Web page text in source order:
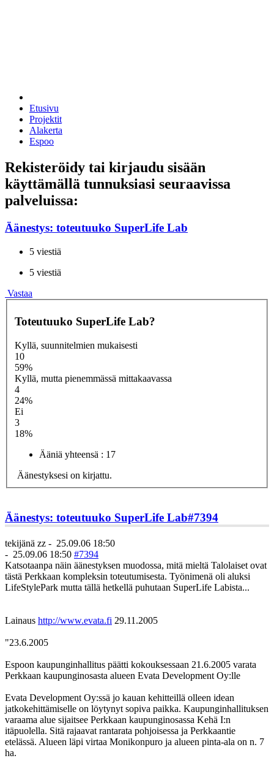
Etusivu
Projektit
Alakerta
Espoo
Rekisteröidy tai kirjaudu sisään
käyttämällä tunnuksiasi seuraavissa
palveluissa:
Äänestys: toteutuuko SuperLife Lab
5 viestiä
5 viestiä
Vastaa
Toteutuuko SuperLife Lab?
Kyllä, suunnitelmien mukaisesti
10
59%
Kyllä, mutta pienemmässä mittakaavassa
4
24%
Ei
3
18%
Ääniä yhteensä : 17
Äänestyksesi on kirjattu.
Äänestys: toteutuuko SuperLife Lab#7394
tekijänä zz - 25.09.06 18:50
- 25.09.06 18:50 #7394
Katsotaanpa näin äänestyksen muodossa, mitä mieltä Talolaiset ovat
tästä Perkkaan kompleksin toteutumisesta. Työnimenä oli aluksi
LifeStylePark mutta tällä hetkellä puhutaan SuperLife Labista...
Lainaus http://www.evata.fi 29.11.2005
"23.6.2005
Espoon kaupunginhallitus päätti kokouksessaan 21.6.2005 varata
Perkkaan kaupunginosasta alueen Evata Development Oy:lle
Evata Development Oy:ssä jo kauan kehitteillä olleen idean
jatkokehittämiselle on löytynyt sopiva paikka. Kaupunginhallituksen
varaama alue sijaitsee Perkkaan kaupunginosassa Kehä I:n
itäpuolella. Sitä rajaavat rantarata pohjoisessa ja Perkkaantie
etelässä. Alueen läpi virtaa Monikonpuro ja alueen pinta-ala on n. 7
ha.